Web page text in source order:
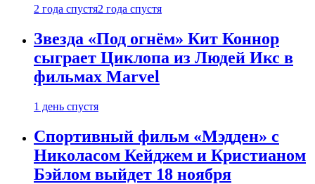
2 года спустя2 года спустя
Звезда «Под огнём» Кит Коннор
сыграет Циклопа из Людей Икс в
фильмах Marvel
1 день спустя
Спортивный фильм «Мэдден» с
Николасом Кейджем и Кристианом
Бэйлом выйдет 18 ноября